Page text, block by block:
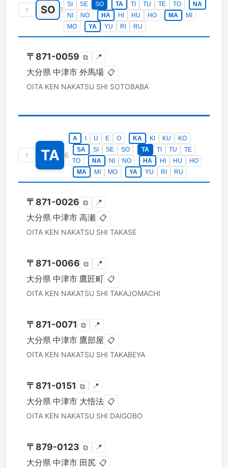
↑ SO 1
SI
SE SO TA TI TU TE TO
NA
NI
NO HA HI HU HO MA
MI
MO
YA YU RI RU
〒 871-0059 ⧉ 📍
大分県 中津市 外馬場 📋
OITA KEN NAKATSU SHI SOTOBABA
↑ TA 6
A U E O KA KI KU
KO
SA
SI SE SO TA TI TU
TE
TO
NA NI NO HA HI HU
HO
MA
MI MO YA YU RI RU
〒 871-0026 ⧉ 📍
大分県 中津市 高瀬 📋
OITA KEN NAKATSU SHI TAKASE
〒 871-0066 ⧉ 📍
大分県 中津市 鷹匠町 📋
OITA KEN NAKATSU SHI TAKAJOMACHI
〒 871-0071 ⧉ 📍
大分県 中津市 鷹部屋 📋
OITA KEN NAKATSU SHI TAKABEYA
〒 871-0151 ⧉ 📍
大分県 中津市 大悟法 📋
OITA KEN NAKATSU SHI DAIGOBO
〒 879-0123 ⧉ 📍
大分県 中津市 田尻 📋